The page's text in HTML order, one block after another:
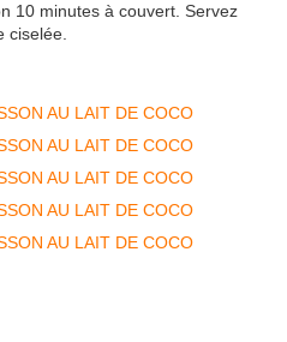
10 minutes à couvert. Servez
ciselée.